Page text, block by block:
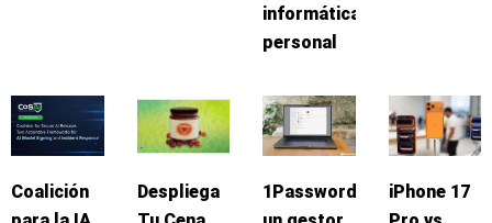
informática
personal
Coalición
Despliega
1Password:
iPhone 17